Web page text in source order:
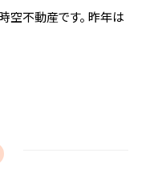
空不動産です。 昨年は